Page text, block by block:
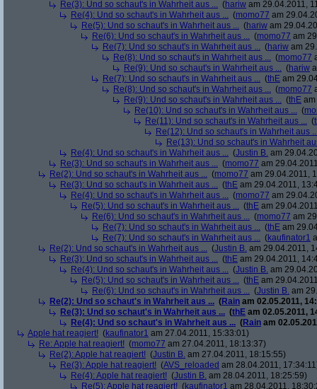
Re(3): Und so schaut's in Wahrheit aus ... (hariw am 29.04.2011,
Re(4): Und so schaut's in Wahrheit aus ... (momo77 am
Re(5): Und so schaut's in Wahrheit aus ... (hariw am
Re(6): Und so schaut's in Wahrheit aus ... (momo77 am
Re(7): Und so schaut's in Wahrheit aus ... (hariw am
Re(8): Und so schaut's in Wahrheit aus ... (momo77
Re(9): Und so schaut's in Wahrheit aus ... (hariw
Re(7): Und so schaut's in Wahrheit aus ... (thE am
Re(8): Und so schaut's in Wahrheit aus ... (momo77
Re(9): Und so schaut's in Wahrheit aus ... (thE
Re(10): Und so schaut's in Wahrheit aus ... (
Re(11): Und so schaut's in Wahrheit aus ... (
Re(12): Und so schaut's in Wahrheit aus
Re(13): Und so schaut's in Wahrheit
Re(4): Und so schaut's in Wahrheit aus ... (Justin B. am
Re(3): Und so schaut's in Wahrheit aus ... (momo77 am
Re(2): Und so schaut's in Wahrheit aus ... (momo77 am 29.04.2011,
Re(3): Und so schaut's in Wahrheit aus ... (thE am 29.04.2011,
Re(4): Und so schaut's in Wahrheit aus ... (momo77 am
Re(5): Und so schaut's in Wahrheit aus ... (thE am
Re(6): Und so schaut's in Wahrheit aus ... (momo77 am
Re(7): Und so schaut's in Wahrheit aus ... (thE am
Re(7): Und so schaut's in Wahrheit aus ... (kaufinator1
Re(2): Und so schaut's in Wahrheit aus ... (Justin B. am 29.04.2011,
Re(3): Und so schaut's in Wahrheit aus ... (thE am 29.04.2011,
Re(4): Und so schaut's in Wahrheit aus ... (Justin B. am
Re(5): Und so schaut's in Wahrheit aus ... (thE am
Re(6): Und so schaut's in Wahrheit aus ... (Justin B. am
Re(2): Und so schaut's in Wahrheit aus ... (Rain am 02.05.2011,
Re(3): Und so schaut's in Wahrheit aus ... (thE am 02.05.2011,
Re(4): Und so schaut's in Wahrheit aus ... (Rain am
Apple hat reagiert! (kaufinator1 am 27.04.2011, 15:33:01)
Re: Apple hat reagiert! (momo77 am 27.04.2011, 18:13:37)
Re(2): Apple hat reagiert! (Justin B. am 27.04.2011, 18:15:55)
Re(3): Apple hat reagiert! (AVS_reloaded am 28.04.2011,
Re(4): Apple hat reagiert! (Justin B. am 28.04.2011, 18:25:59)
Re(5): Apple hat reagiert! (kaufinator1 am 28.04.2011,